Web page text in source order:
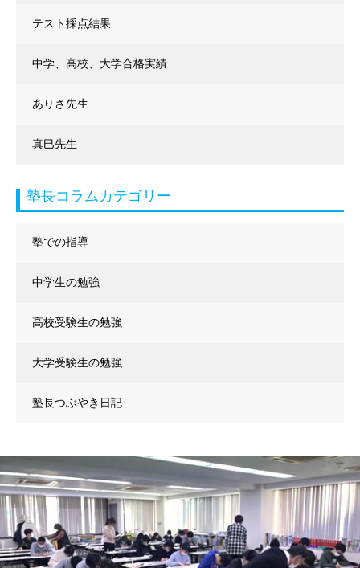
テスト採点結果
中学、高校、大学合格実績
ありさ先生
真巳先生
塾長コラムカテゴリー
塾での指導
中学生の勉強
高校受験生の勉強
大学受験生の勉強
塾長つぶやき日記